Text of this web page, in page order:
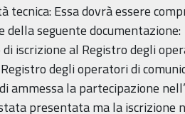
tecnica: Essa dovrà essere
della seguente
iscrizione al Registro degli
Registro degli operatori di
ammessa la partecipazione
presentata ma la iscrizione